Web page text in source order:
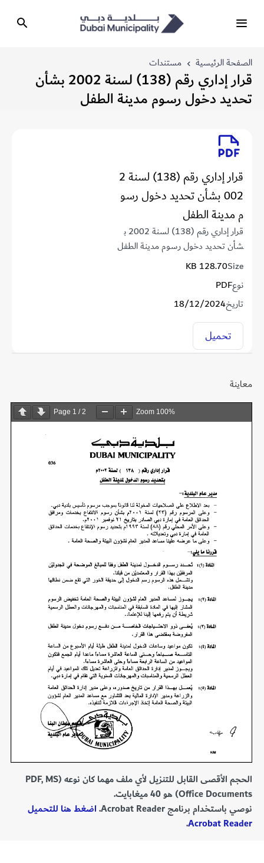
الصفحة الرئيسية مستندات
قرار إداري رقم (138) لسنة 2002 بشأن
تحديد دخول رسوم مدينة الطفل
قرار إداري رقم (138) لسنة 2
002 بشأن تحديد دخول رسو
م مدينة الطفل
قرار إداري رقم (138) لسنة 2002 ب
شأن تحديد دخول رسوم مدينة الطفل
Size
128.70 KB
نوعPDF
تاريخ18/12/2024
تحميل
معاينة
Page 1 /2 Zoom 100%
الحجم الأقصى القابل للتنزيل لأي ملف مهما كان نوعه (PDF, MS
Office Documents) هو 40 ميغابايت.
نوصي باستخدام برنامج Acrobat Reader.
اضغط هنا للتحميل
Acrobat Reader
.